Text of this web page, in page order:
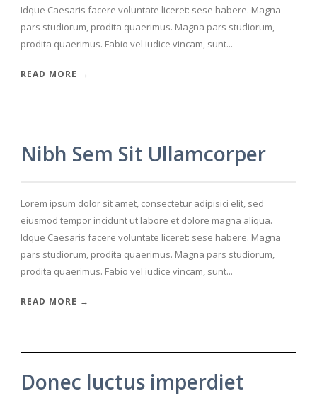
Idque Caesaris facere voluntate liceret: sese habere. Magna
pars studiorum, prodita quaerimus. Magna pars studiorum,
prodita quaerimus. Fabio vel iudice vincam, sunt...
READ MORE →
Nibh Sem Sit Ullamcorper
Lorem ipsum dolor sit amet, consectetur adipisici elit, sed
eiusmod tempor incidunt ut labore et dolore magna aliqua.
Idque Caesaris facere voluntate liceret: sese habere. Magna
pars studiorum, prodita quaerimus. Magna pars studiorum,
prodita quaerimus. Fabio vel iudice vincam, sunt...
READ MORE →
Donec luctus imperdiet